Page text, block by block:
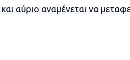
αύριο αναμένεται να